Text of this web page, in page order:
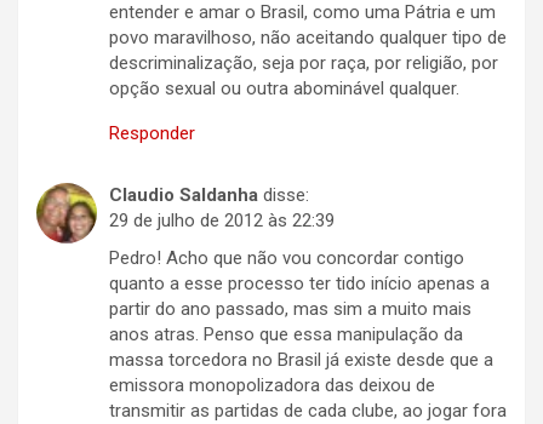
entender e amar o Brasil, como uma Pátria e um
povo maravilhoso, não aceitando qualquer tipo de
descriminalização, seja por raça, por religião, por
opção sexual ou outra abominável qualquer.
Responder
Claudio Saldanha disse:
29 de julho de 2012 às 22:39
Pedro! Acho que não vou concordar contigo
quanto a esse processo ter tido início apenas a
partir do ano passado, mas sim a muito mais
anos atras. Penso que essa manipulação da
massa torcedora no Brasil já existe desde que a
emissora monopolizadora das deixou de
transmitir as partidas de cada clube, ao jogar fora